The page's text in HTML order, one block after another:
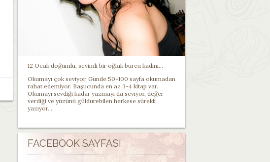
12 Ocak doğumlu, sevimli bir oğlak burcu kadını...
Okumayı çok seviyor. Günde 50-100 sayfa okumadan
rahat edemiyor. Başucunda en az 3-4 kitap var.
Okumayı sevdiği kadar yazmayı da seviyor, değer
verdiği ve yüzünü güldürebilen herkese sürekli
yazıyor...
FACEBOOK SAYFASI